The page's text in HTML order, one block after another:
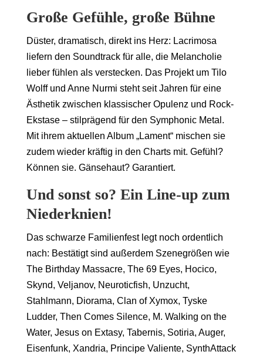
Große Gefühle, große Bühne
Düster, dramatisch, direkt ins Herz: Lacrimosa
liefern den Soundtrack für alle, die Melancholie
lieber fühlen als verstecken. Das Projekt um Tilo
Wolff und Anne Nurmi steht seit Jahren für eine
Ästhetik zwischen klassischer Opulenz und Rock-
Ekstase – stilprägend für den Symphonic Metal.
Mit ihrem aktuellen Album „Lament“ mischen sie
zudem wieder kräftig in den Charts mit. Gefühl?
Können sie. Gänsehaut? Garantiert.
Und sonst so? Ein Line-up zum
Niederknien!
Das schwarze Familienfest legt noch ordentlich
nach: Bestätigt sind außerdem Szenegrößen wie
The Birthday Massacre, The 69 Eyes, Hocico,
Skynd, Veljanov, Neuroticfish, Unzucht,
Stahlmann, Diorama, Clan of Xymox, Tyske
Ludder, Then Comes Silence, M. Walking on the
Water, Jesus on Extasy, Tabernis, Sotiria, Auger,
Eisenfunk, Xandria, Principe Valiente, SynthAttack